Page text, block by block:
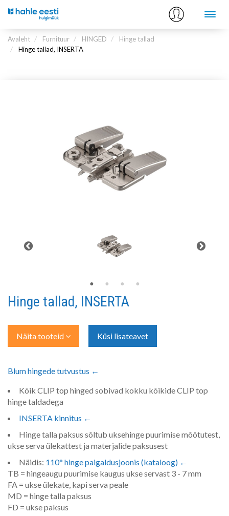
Avaleht Furnituur HINGED
Hinge tallad
Hinge tallad, INSERTA
Hinge tallad, INSERTA
Näita tooteid Küsi lisateavet
Blum hingede tutvustus ←
Kõik CLIP top hinged sobivad kokku kõikide CLIP top
hinge taldadega
INSERTA kinnitus ←
Hinge talla paksus sõltub uksehinge puurimise mõõtutest,
ukse serva ülekattest ja materjalide paksusest
Näidis: 110° hinge paigaldusjoonis (kataloog) ←
TB = hingeaugu puurimise kaugus ukse servast 3 - 7 mm
FA = ukse ülekate, kapi serva peale
MD = hinge talla paksus
FD = ukse paksus